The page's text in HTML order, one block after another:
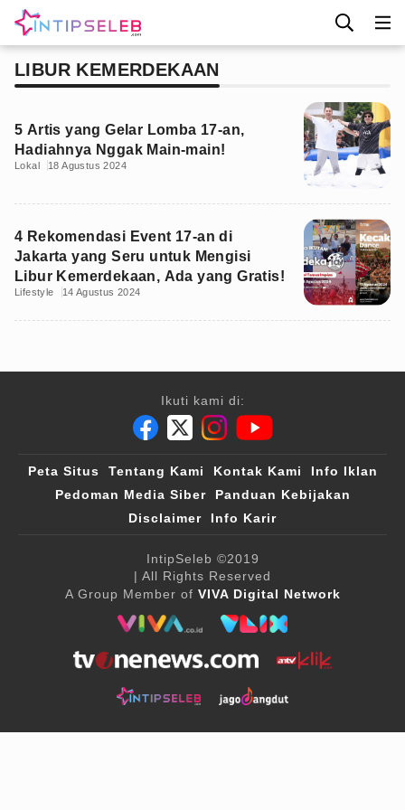
LIBUR KEMERDEKAAN
5 Artis yang Gelar Lomba 17-an,
Hadiahnya Nggak Main-main!
Lokal 18 Agustus 2024
4 Rekomendasi Event 17-an di
Jakarta yang Seru untuk Mengisi
Libur Kemerdekaan, Ada yang Gratis!
Lifestyle 14 Agustus 2024
Ikuti kami di:
Peta Situs Tentang Kami Kontak Kami
Info Iklan
Pedoman Media Siber
Panduan Kebijakan
Disclaimer
Info Karir
IntipSeleb ©2019
| All Rights Reserved
A Group Member of VIVA Digital Network